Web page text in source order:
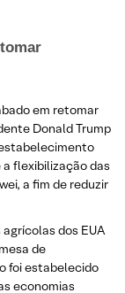
em retomar
Donald Trump
flexibilização das
a fim de reduzir
dos EUA
de
foi estabelecido
economias